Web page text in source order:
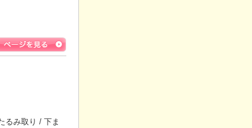
るみ取り / 下ま